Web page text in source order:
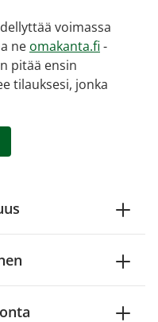
voimassa
ne omakanta.fi -
pitää ensin
tilauksesi, jonka